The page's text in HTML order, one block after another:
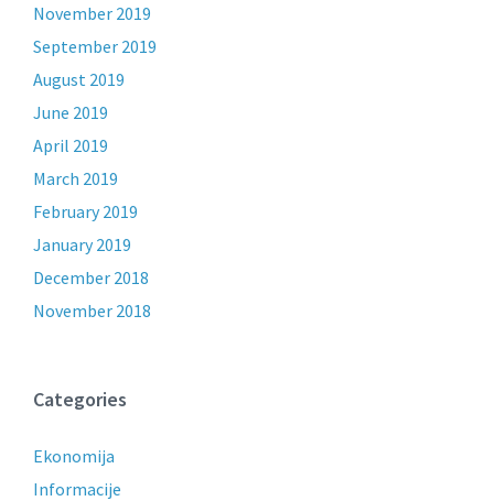
November 2019
September 2019
August 2019
June 2019
April 2019
March 2019
February 2019
January 2019
December 2018
November 2018
Categories
Ekonomija
Informacije